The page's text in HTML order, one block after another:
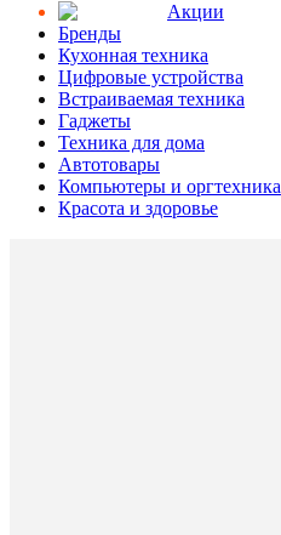
Aкции
Бренды
Кухонная техника
Цифровые устройства
Встраиваемая техника
Гаджеты
Техника для дома
Автотовары
Компьютеры и оргтехника
Красота и здоровье